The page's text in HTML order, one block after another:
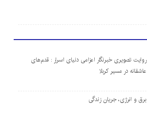
روایت تصویری خبرنگار اعزامی دنیای اسرار : قدم‌های
عاشقانه در مسیر کربلا
برق و انرژی، جریان زندگی